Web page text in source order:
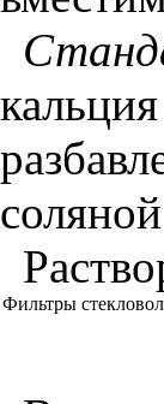
Фильтры стекл